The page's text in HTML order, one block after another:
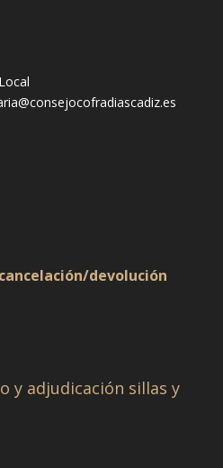
devolución
y adjudicación sillas y